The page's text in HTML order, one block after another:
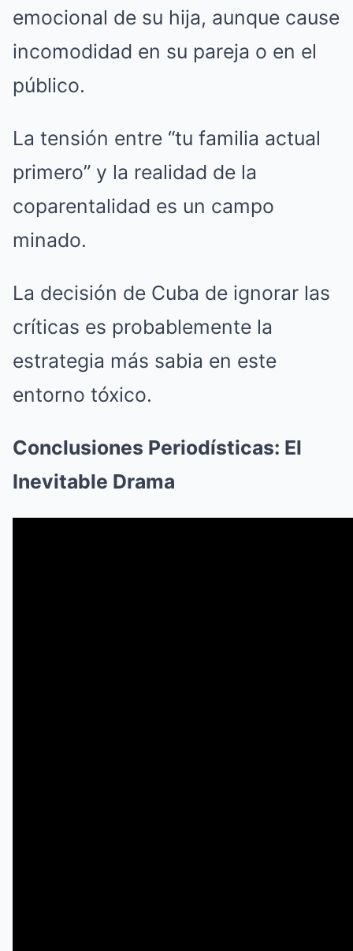
emocional de su hija, aunque cause
incomodidad en su pareja o en el
público.
La tensión entre “tu familia actual
primero” y la realidad de la
coparentalidad es un campo
minado.
La decisión de Cuba de ignorar las
críticas es probablemente la
estrategia más sabia en este
entorno tóxico.
Conclusiones Periodísticas: El
Inevitable Drama